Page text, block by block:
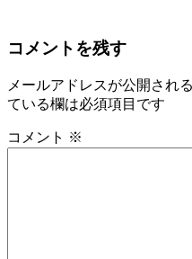
コメントを残す
メールアドレスが公開され
ている欄は必須項目です
コメント ※